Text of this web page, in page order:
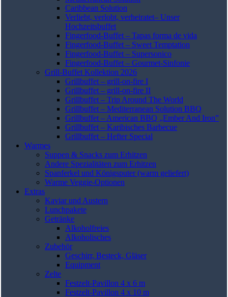
Caribbean Solution
Verliebt, verlobt, verheiratet– Unser
Hochzeitsbuffet
Fingerfood-Buffet – Tapas forma de vida
Fingerfood-Buffet – Sweet Temptation
Fingerfood-Buffet – Supersonico
Fingerfood-Buffet – Gourmet-Sinfonie
Grill-Buffet Kollektion 2026
Grillbuffet – grill-on-fire I
Grillbuffet – grill-on-fire II
Grillbuffet – Trip Around The World
Grillbuffet – Mediterranean Solution BBQ
Grillbuffet – American BBQ „Ember And Iron”
Grillbuffet – Karibisches Barbecue
Grillbuffet – Hefter Special
Warmes
Suppen & Snacks zum Erhitzen
Andere Spezialitäten zum Erhitzen
Spanferkel und Königsputer (warm geliefert)
Warme Veggie-Optionen
Extras
Kaviar und Austern
Lunchpakete
Getränke
Alkoholfreies
Alkoholisches
Zubehör
Geschirr, Besteck, Gläser
Equipment
Zelte
Festzelt-Pavillon 4 x 6 m
Festzelt-Pavillon 4 x 10 m